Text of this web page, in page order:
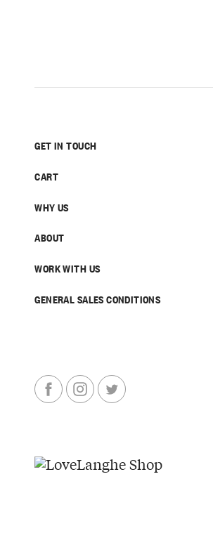
GET IN TOUCH
CART
WHY US
ABOUT
WORK WITH US
GENERAL SALES CONDITIONS